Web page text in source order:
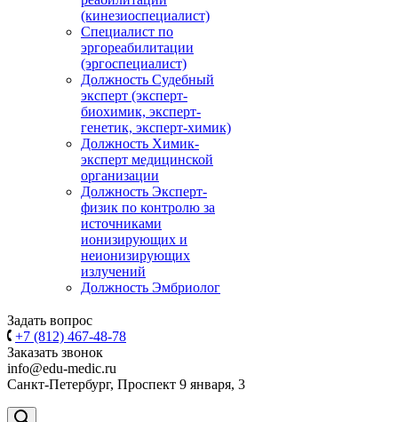
(кинезиоспециалист)
Специалист по
эргореабилитации
(эргоспециалист)
Должность Судебный
эксперт (эксперт-
биохимик, эксперт-
генетик, эксперт-химик)
Должность Химик-
эксперт медицинской
организации
Должность Эксперт-
физик по контролю за
источниками
ионизирующих и
неионизирующих
излучений
Должность Эмбриолог
Задать вопрос
+7 (812) 467-48-78
Заказать звонок
info@edu-medic.ru
Санкт-Петербург, Проспект 9 января, 3